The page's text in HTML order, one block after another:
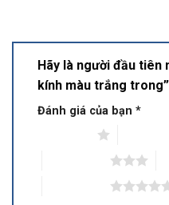
Hãy là người đầu tiên
kính màu trắng trong”
Đánh giá của bạn *